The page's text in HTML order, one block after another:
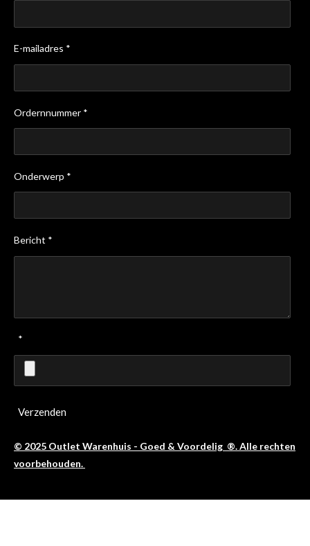
E-mailadres *
Ordernnummer *
Onderwerp *
Bericht *
*
Verzenden
© 2025 Outlet Warenhuis - Goed & Voordelig ®. Alle rechten
voorbehouden.